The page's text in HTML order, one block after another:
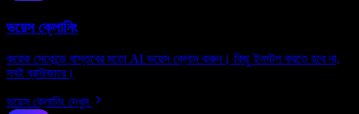
ভয়েস ক্লোনিং
কয়েক সেকেন্ডে বাস্তবের মতো AI ভয়েস ক্লোন করুন। কিছু ইনস্টল করতে হবে না,
সবই ব্রাউজারে।
ভয়েস ক্লোনিং দেখুন